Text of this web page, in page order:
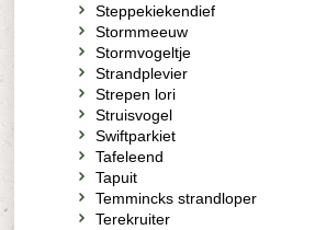
Steppekiekendief
Stormmeeuw
Stormvogeltje
Strandplevier
Strepen lori
Struisvogel
Swiftparkiet
Tafeleend
Tapuit
Temmincks strandloper
Terekruiter